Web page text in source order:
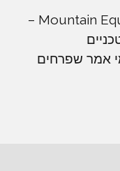
מבחן שטח: Mountain Equipment Comici –
אמר שפרחים